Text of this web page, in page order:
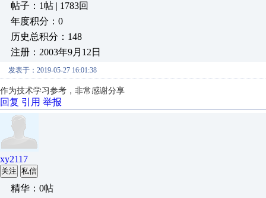
帖子：1帖 | 1783回
年度积分：0
历史总积分：148
注册：2003年9月12日
发表于：2019-05-27 16:01:38
作为技术学习参考，非常感谢分享
回复 引用 举报
xy2117
关注 私信
精华：0帖